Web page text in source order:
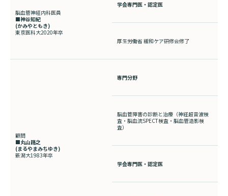
脳血管神経内科医員
■神谷知紀
(かみやともき)
東京医科大2020年卒
学会専門医・認定医
厚生労働省 緩和ケア研修会修了
顧問
■丸山路之
(まるやまみちゆき)
新潟大1983年卒
専門分野
脳血管障害の診断と治療（神経超音波検
査・脳血流SPECT検査・脳血管造影検
査）
学会専門医・認定医